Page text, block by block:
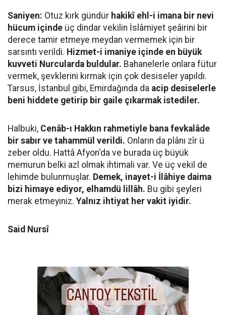
Saniyen: Otuz kırk gündür hakikî ehl-i imana bir nevi
hücum içinde üç dindar vekilin İslâmiyet şeâirini bir
derece tamir etmeye meydan vermemek için bir
sarsıntı verildi. Hizmet-i imaniye içinde en büyük
kuvveti Nurcularda buldular. Bahanelerle onlara fütur
vermek, şevklerini kırmak için çok desiseler yapıldı.
Tarsus, İstanbul gibi, Emirdağında da acip desiselerle
beni hiddete getirip bir gaile çıkarmak istediler.
Halbuki, Cenâb-ı Hakkın rahmetiyle bana fevkalâde
bir sabır ve tahammül verildi. Onların da plânı zîr ü
zeber oldu. Hattâ Afyon'da ve burada üç büyük
memurun belki azl olmak ihtimali var. Ve üç vekil de
lehimde bulunmuşlar. Demek, inayet-i İlâhiye daima
bizi himaye ediyor, elhamdü lillâh. Bu gibi şeyleri
merak etmeyiniz. Yalnız ihtiyat her vakit iyidir.
Said Nursî